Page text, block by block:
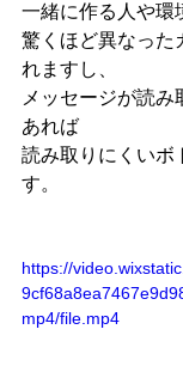
一緒に作る人や環
驚くほど異なった
れますし、
メッセージが読
あれば
読み取りにくいボ
す。
https://
mp4/file.mp4